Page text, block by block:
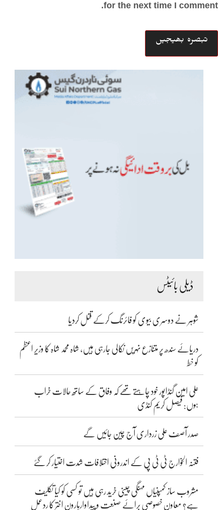
for the next time I comment.
ڈیلی بائیٹس
شوہر نے دوسری بیوی کو فائرنگ کرکے قتل کردیا
دریائے سندھ پر متنازع نہریں نکالی جارہی ہیں، شاہ محمد شاہ کا وزیر اعظم
کو خط
علی امین گنڈاپور خود چاہتے تھے کہ وفاق کے ساتھ حالات خراب
ہوں: فیصل کریم کنڈی
صدر آصف علی زرداری آج چین جائیں گے
فتنہ الخوارج ٹی ٹی پی کے اندرونی اختلافات شدت اختیار کر گئے
مشروب ساز کمپنیاں مہنگی چینی خرید رہی ہیں تو کسی کو کیا تکلیف
ہے؟ معاون خصوصی برائے صنعت و پیداوارہارون اختر کا ردعمل